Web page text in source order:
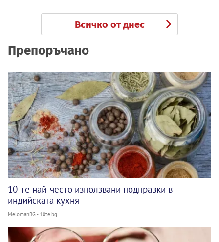
Всичко от днес
Препоръчано
10-те най-често използвани подправки в
индийската кухня
MelomanBG - 10te.bg